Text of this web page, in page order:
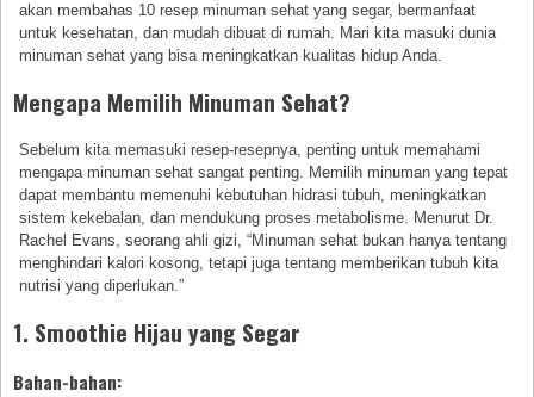
akan membahas 10 resep minuman sehat yang segar, bermanfaat
untuk kesehatan, dan mudah dibuat di rumah. Mari kita masuki dunia
minuman sehat yang bisa meningkatkan kualitas hidup Anda.
Mengapa Memilih Minuman Sehat?
Sebelum kita memasuki resep-resepnya, penting untuk memahami
mengapa minuman sehat sangat penting. Memilih minuman yang tepat
dapat membantu memenuhi kebutuhan hidrasi tubuh, meningkatkan
sistem kekebalan, dan mendukung proses metabolisme. Menurut Dr.
Rachel Evans, seorang ahli gizi, “Minuman sehat bukan hanya tentang
menghindari kalori kosong, tetapi juga tentang memberikan tubuh kita
nutrisi yang diperlukan.”
1. Smoothie Hijau yang Segar
Bahan-bahan: